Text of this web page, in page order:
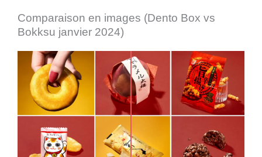
Comparaison en images (Dento Box vs
Bokksu janvier 2024)